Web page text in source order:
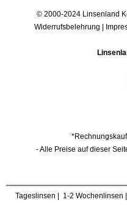
© 2000-2024 Linsenland
Widerrufsbelehrung |
- Alle Preise auf dieser
Tageslinsen 1-2 Wochenlinsen